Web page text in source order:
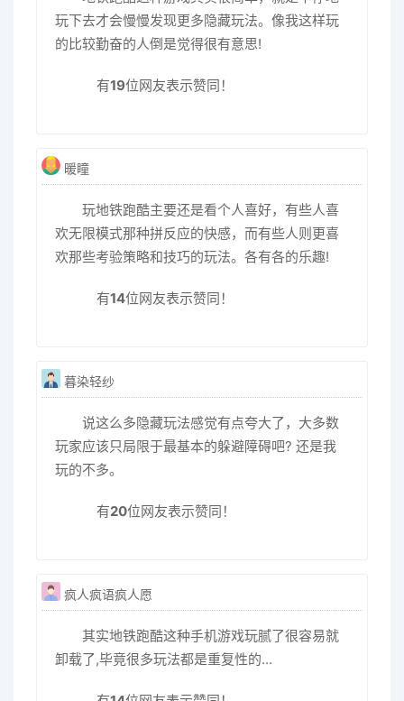
玩下去才会慢慢发现更多隐藏玩法。像我这样玩
的比较勤奋的人倒是觉得很有意思!
有19位网友表示赞同！
暖瞳
玩地铁跑酷主要还是看个人喜好，有些人喜
欢无限模式那种拼反应的快感，而有些人则更喜
欢那些考验策略和技巧的玩法。各有各的乐趣!
有14位网友表示赞同！
暮染轻纱
说这么多隐藏玩法感觉有点夸大了，大多数
玩家应该只局限于最基本的躲避障碍吧? 还是我
玩的不多。
有20位网友表示赞同！
疯人疯语疯人愿
其实地铁跑酷这种手机游戏玩腻了很容易就
卸载了,毕竟很多玩法都是重复性的...